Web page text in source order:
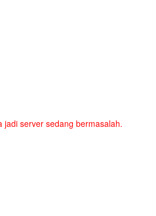
jadi server sedang bermasalah.